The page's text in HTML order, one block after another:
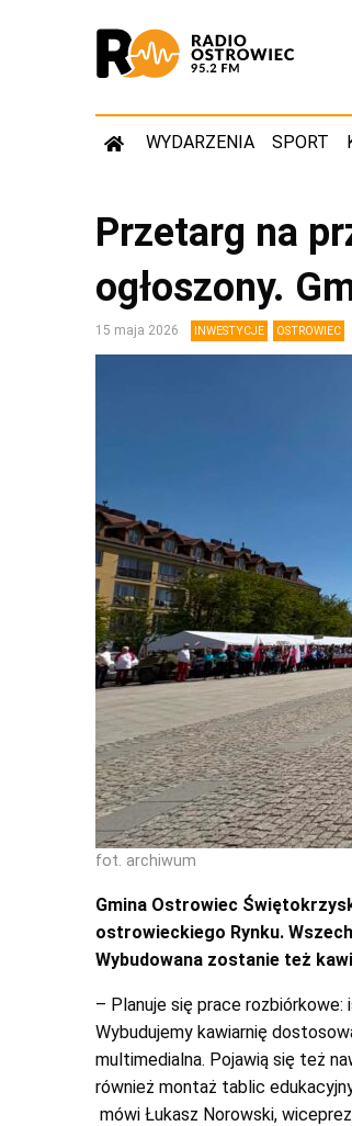
WYDARZENIA SPORT
Przetarg na
ogłoszony.
15 maja 2026 INWESTYCJE OSTROWIEC
fot. archiwum
Gmina Ostrowiec
ostrowieckiego Rynku.
Wybudowana zostanie też
– Planuje się prace rozbiórkowe:
Wybudujemy kawiarnię
multimedialna. Pojawią się też
również montaż tablic
mówi Łukasz Norowski,